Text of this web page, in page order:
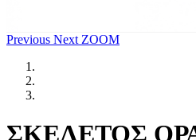
Previous Next ZOOM
ΣΚΕΛΕΤΟΣ